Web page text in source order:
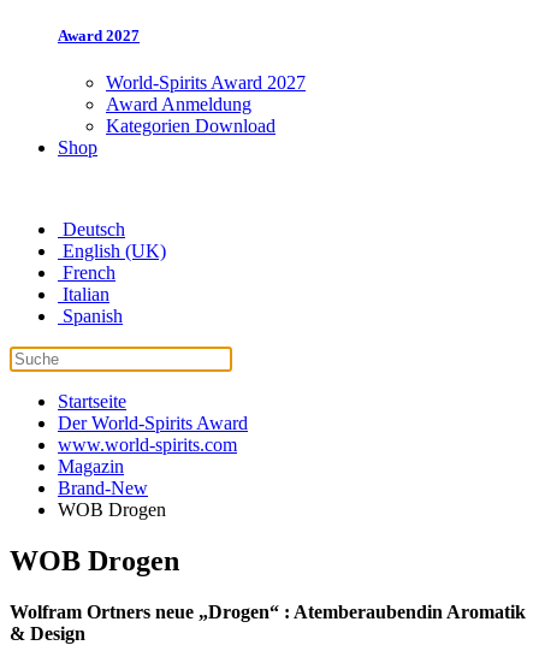
Award 2027
World-Spirits Award 2027
Award Anmeldung
Kategorien Download
Shop
Deutsch
English (UK)
French
Italian
Spanish
Startseite
Der World-Spirits Award
www.world-spirits.com
Magazin
Brand-New
WOB Drogen
WOB Drogen
Wolfram Ortners neue „Drogen“ : Atemberaubendin Aromatik
& Design